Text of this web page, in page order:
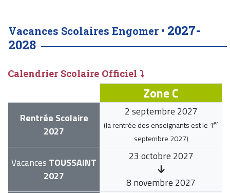
Vacances Scolaires Engomer • 2027-
2028
Calendrier Scolaire Officiel ⤵
Zone C
Rentrée Scolaire
2027
2 septembre 2027
(la rentrée des enseignants est le 1er
septembre 2027)
Vacances TOUSSAINT
2027
23 octobre 2027
8 novembre 2027